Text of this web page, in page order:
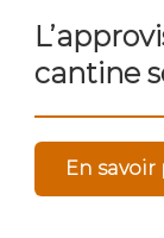
cantine
En savoir